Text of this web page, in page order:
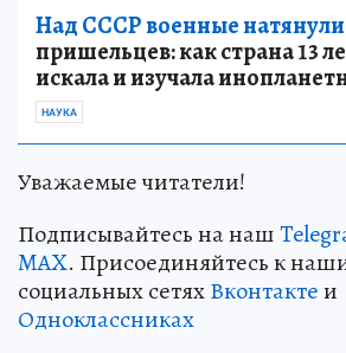
Над СССР военные натянули
пришельцев: как страна 13
искала и изучала
НАУКА
Уважаемые читатели!
Подписывайтесь на наш
MAX. Присоединяйтесь к
социальных сетяхВконтактеи
Одноклассниках